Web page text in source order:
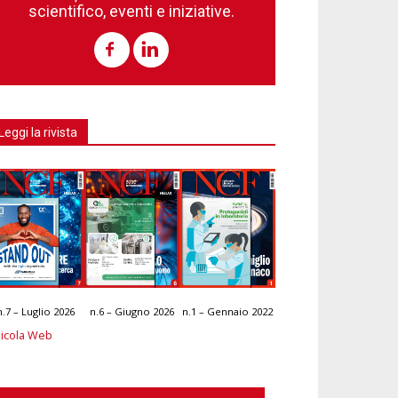
scientifico, eventi e iniziative.
la rivista
– Luglio 2026 n.6 – Giugno 2026 n.1 – Gennaio 2022
Web